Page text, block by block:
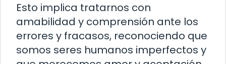
Esto implica tratarnos con
amabilidad y comprensión ante los
errores y fracasos, reconociendo que
somos seres humanos imperfectos y